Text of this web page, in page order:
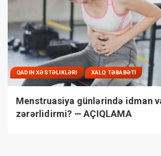
QADIN XƏSTƏLIKLƏRI XALQ TƏBABƏTI
Menstruasiya günlərində idman
zərərlidirmi? — AÇIQLAMA